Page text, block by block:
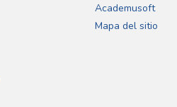
Academusoft
Mapa del sitio